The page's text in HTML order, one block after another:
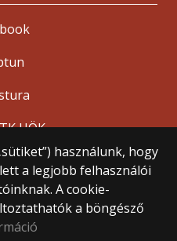
használunk, hogy
a legjobb felhasználói
A cookie-
a böngésző
HÖK
Tudományegyetem
fenntartva.
tér 1–3.
+36 1 411 6500